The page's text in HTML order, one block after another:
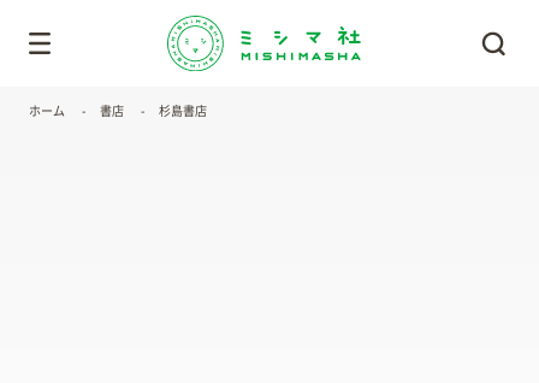
ホーム 書店 杉島書店